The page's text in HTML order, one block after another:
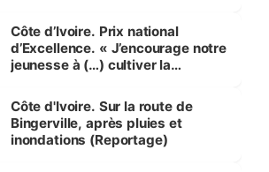
Côte d’Ivoire. Prix national
d’Excellence. « J’encourage notre
jeunesse à (…) cultiver la
(Alassane Ouattara
Côte d'Ivoire. Sur la route de
Bingerville, après pluies et
inondations (Reportage)